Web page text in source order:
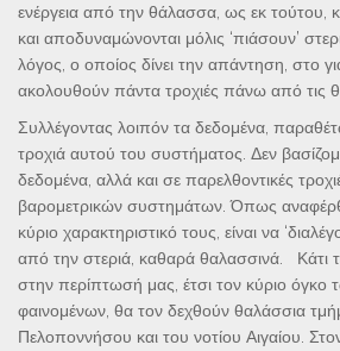
ενέργεια από την θάλασσα, ως εκ τούτου,
και αποδυναμώνονται μόλις ‘πιάσουν’
λόγος, ο οποίος δίνει την απάντηση, στο
ακολουθούν πάντα τροχιές πάνω από τις
Συλλέγοντας λοιπόν τα δεδομένα,
τροχιά αυτού του συστήματος. Δεν
δεδομένα, αλλά και σε παρελθοντικές
βαρομετρικών συστημάτων. Όπως
κύριο χαρακτηριστικό τους, είναι να
από την στεριά, καθαρά θαλασσινά. Κάτι
στην περίπτωσή μας, έτσι τον κύριο όγκο
φαινομένων, θα τον δεχθούν θαλάσσια
Πελοποννήσου και του νοτίου Αιγαίου.